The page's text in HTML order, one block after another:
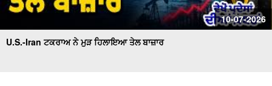
10-07-2026
U.S.-Iran ਟਕਰਾਅ ਨੇ ਮੁੜ ਹਿਲਾਇਆ ਤੇਲ ਬਾਜ਼ਾਰ